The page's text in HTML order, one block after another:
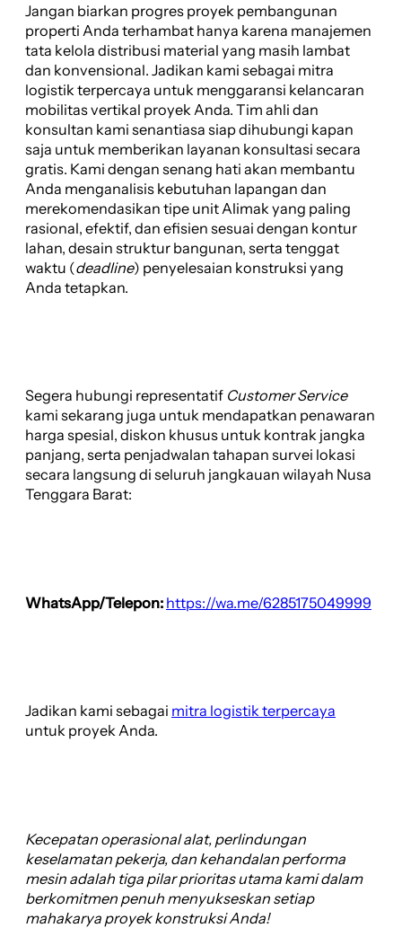
Jangan biarkan progres proyek pembangunan
properti Anda terhambat hanya karena manajemen
tata kelola distribusi material yang masih lambat
dan konvensional. Jadikan kami sebagai mitra
logistik terpercaya untuk menggaransi kelancaran
mobilitas vertikal proyek Anda. Tim ahli dan
konsultan kami senantiasa siap dihubungi kapan
saja untuk memberikan layanan konsultasi secara
gratis. Kami dengan senang hati akan membantu
Anda menganalisis kebutuhan lapangan dan
merekomendasikan tipe unit Alimak yang paling
rasional, efektif, dan efisien sesuai dengan kontur
lahan, desain struktur bangunan, serta tenggat
waktu (deadline) penyelesaian konstruksi yang
Anda tetapkan.
Segera hubungi representatif Customer Service
kami sekarang juga untuk mendapatkan penawaran
harga spesial, diskon khusus untuk kontrak jangka
panjang, serta penjadwalan tahapan survei lokasi
secara langsung di seluruh jangkauan wilayah Nusa
Tenggara Barat:
WhatsApp/Telepon: https://wa.me/6285175049999
Jadikan kami sebagai mitra logistik terpercaya
untuk proyek Anda.
Kecepatan operasional alat, perlindungan
keselamatan pekerja, dan kehandalan performa
mesin adalah tiga pilar prioritas utama kami dalam
berkomitmen penuh menyukseskan setiap
mahakarya proyek konstruksi Anda!